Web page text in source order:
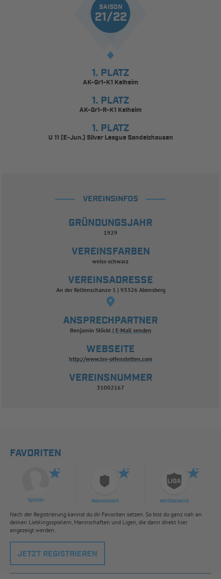
SAISON
21/22
1. PLATZ
AK-Gr1-K1 Kelheim
1. PLATZ
AK-Gr1-R-K1 Kelheim
1. PLATZ
U 11 (E-Jun.) Silver League Sandelzhausen
VEREINSINFOS
GRÜNDUNGSJAHR
1929
VEREINSFARBEN
weiss-schwarz
VEREINSADRESSE
An der Keltenschanze 1 | 93326 Abensberg
ANSPRECHPARTNER
Benjamin Stöckl E-Mail senden
WEBSEITE
http://www.tsv-offenstetten.com
VEREINSNUMMER
31002167
FAVORITEN
Spieler Mannschaft Wettbewerb
Nach der Registrierung kannst du dir Favoriten setzen. So bist du ganz nah an
deinen Lieblingsspielern, Mannschaften und Ligen, die dann direkt hier
angezeigt werden.
JETZT REGISTRIEREN